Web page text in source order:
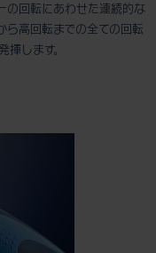
の回転にあわせた連続的な
ら高回転までの全ての回転
揮します。